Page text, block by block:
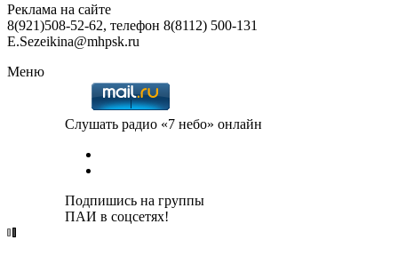
Реклама на сайте
8(921)508-52-62, телефон 8(8112) 500-131
E.Sezeikina@mhpsk.ru
Меню
Слушать радио «7 небо» онлайн
Подпишись на группы
ПАИ в соцсетях!